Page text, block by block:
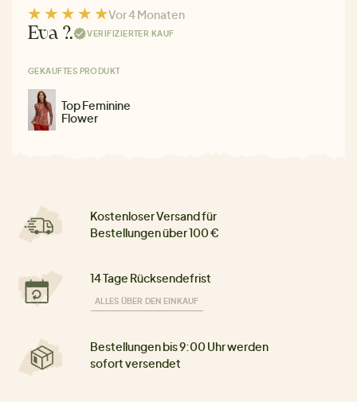
Vor 4 Monaten
Eva ?. VERIFIZIERTER KAUF
GEKAUFTES PRODUKT
Top Feminine
Flower
Kostenloser Versand für
Bestellungen über 100 €
14 Tage Rücksendefrist
ALLES ÜBER DEN EINKAUF
Bestellungen bis 9:00 Uhr werden
sofort versendet